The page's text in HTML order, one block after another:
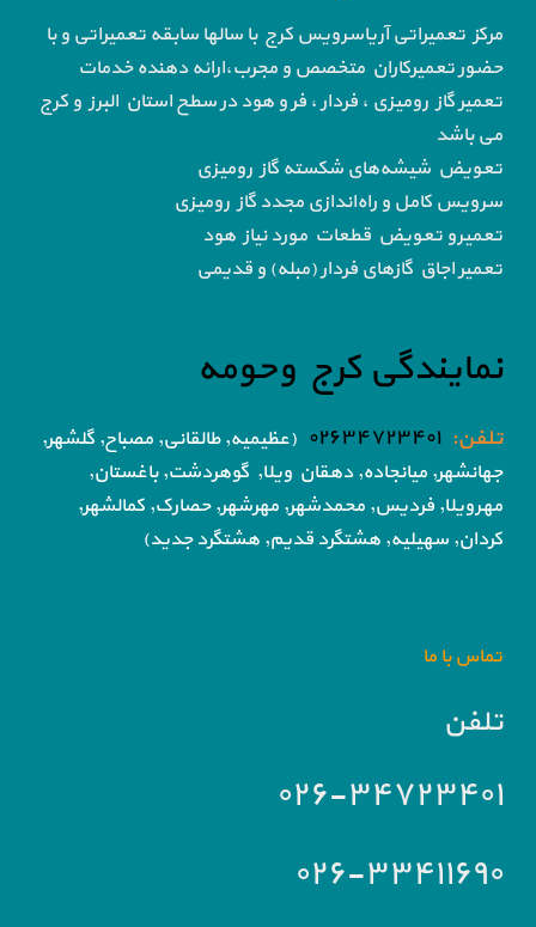
مرکز تعمیراتی آریاسرویس کرج با سالها سابقه تعمیراتی و با
حضور تعمیرکاران متخصص و مجرب،ارائه دهنده خدمات
تعمیر گاز رومیزی ، فردار ، فر و هود در سطح استان البرز و کرج
می باشد
تعویض شیشه‌های شکسته گاز رومیزی
سرویس کامل و راه‌اندازی مجدد گاز رومیزی
تعمیرو تعویض قطعات مورد نیاز هود
تعمیر اجاق گاز‌های فردار (مبله) و قدیمی
نمایندگی کرج وحومه
تلفن: ۰۲۶۳۴۷۲۳۴۰۱
(عظیمیه, طالقانی, مصباح, گلشهر,
جهانشهر, میانجاده, دهقان ویلا, گوهردشت, باغستان,
مهرویلا, فردیس, محمدشهر, مهرشهر, حصارک, کمالشهر,
کردان, سهیلیه, هشتگرد قدیم, هشتگرد جدید)
تماس با ما
تلفن
۰۲۶-۳۴۷۲۳۴۰۱
۰۲۶-۳۳۴۱۱۶۹۰